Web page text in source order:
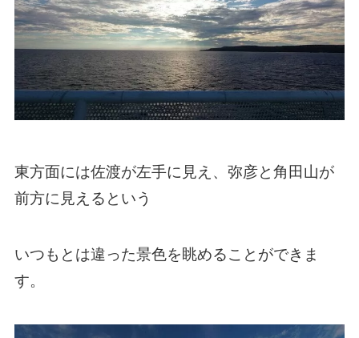
東方面には佐渡が左手に見え、弥彦と角田山が
前方に見えるという
いつもとは違った景色を眺めることができま
す。